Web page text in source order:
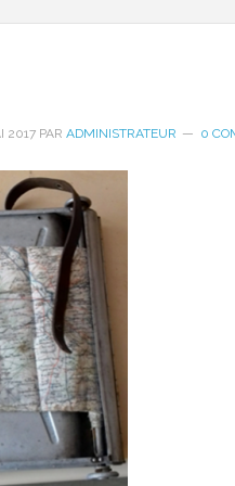
2017 PAR ADMINISTRATEUR 0